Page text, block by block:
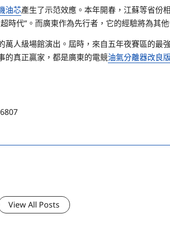
油芯產生了示范效應。本年開春，江蘇等省份
時代”。而廣東作為先行者，它的經驗將為其
萬人級場館演出。屆時，來自五年夜賽區的最
的真正贏家，都是廣東的電競油氣分離器改良版
View All Posts